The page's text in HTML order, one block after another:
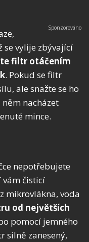
vylije zbývající
filtr otáčením
. Pokud se filtr
ale snažte se ho
nacházet
mince.
nepotřebujete
vám čisticí
mikrovlákna, voda
od největších
pomocí jemného
silně zanesený,